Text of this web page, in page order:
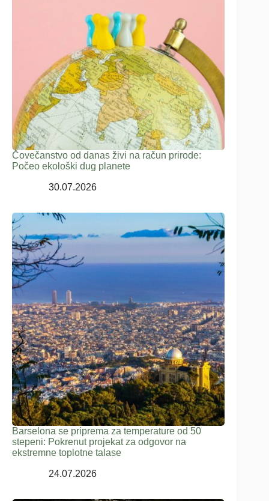
Čovečanstvo od danas živi na račun prirode:
Počeo ekološki dug planete
30.07.2026
Barselona se priprema za temperature od 50
stepeni: Pokrenut projekat za odgovor na
ekstremne toplotne talase
24.07.2026